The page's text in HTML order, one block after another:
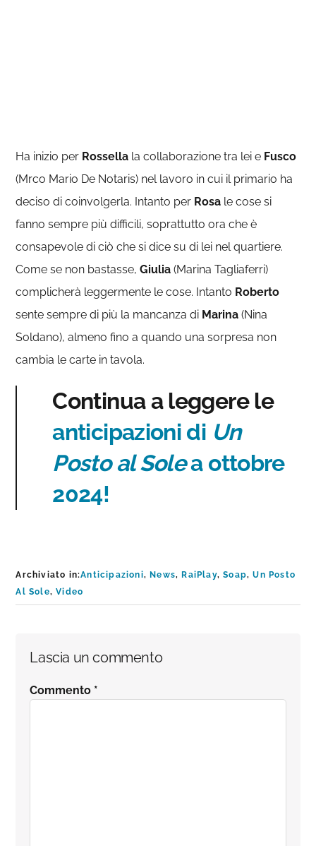
Ha inizio per Rossella la collaborazione tra lei e Fusco
(Mrco Mario De Notaris) nel lavoro in cui il primario ha
deciso di coinvolgerla. Intanto per Rosa le cose si
fanno sempre più difficili, soprattutto ora che è
consapevole di ciò che si dice su di lei nel quartiere.
Come se non bastasse,Giulia(Marina Tagliaferri)
complicherà leggermente le cose. Intanto Roberto
sente sempre di più la mancanza di Marina(Nina
Soldano), almeno fino a quando una sorpresa non
cambia le carte in tavola.
Continua a leggere le
anticipazioni di Un
Posto al Solea ottobre
2024!
Archiviato in:Anticipazioni, News, RaiPlay,Soap,Un Posto
Al Sole,Video
Interazioni
del
Lascia un commento
Commento *